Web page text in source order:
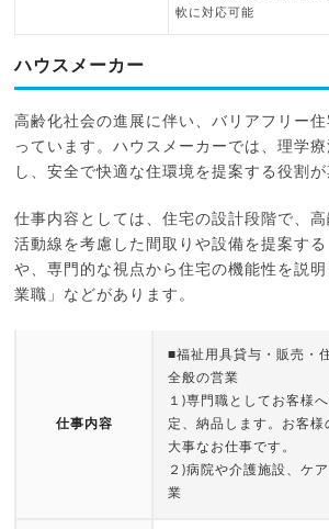
軟に対応可能
ハウスメーカー
高齢化社会の進展に伴い、バリアフリー
っています。ハウスメーカーでは、理学
し、安全で快適な住環境を提案する役割が
仕事内容としては、住宅の設計段階で、
活動線を考慮した間取りや設備を提案する
や、専門的な視点から住宅の機能性を説
業職」などがあります。
仕事内容
■福祉用具貸与・販売・
全般の営業
１)専門職としてお客様
定、納品します。お客様
大事なお仕事です。
２)病院や介護施設、ケ
業